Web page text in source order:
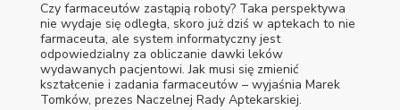
Czy farmaceutów zastąpią roboty? Taka perspektywa
nie wydaje się odległa, skoro już dziś w aptekach to nie
farmaceuta, ale system informatyczny jest
odpowiedzialny za obliczanie dawki leków
wydawanych pacjentowi. Jak musi się zmienić
kształcenie i zadania farmaceutów – wyjaśnia Marek
Tomków, prezes Naczelnej Rady Aptekarskiej.